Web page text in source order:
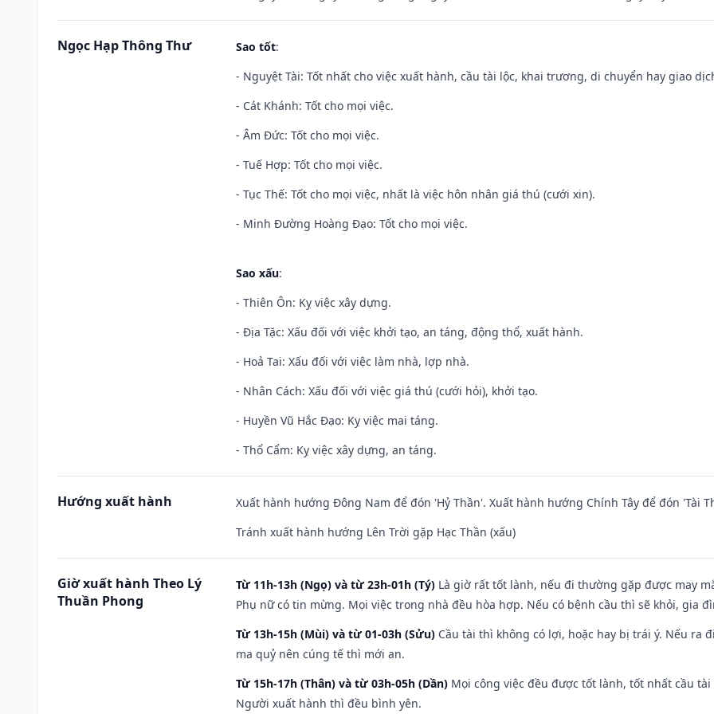
Ngọc Hạp Thông Thư Sao tốt:
- Nguyệt Tài: Tốt nhất cho việc xuất hành, cầu tài lộc, khai trương, di chuyển hay giao
- Cát Khánh: Tốt cho mọi việc.
- Âm Đức: Tốt cho mọi việc.
- Tuế Hợp: Tốt cho mọi việc.
- Tục Thế: Tốt cho mọi việc, nhất là việc hôn nhân giá thú (cưới xin).
- Minh Đường Hoàng Đạo: Tốt cho mọi việc.
Sao xấu:
- Thiên Ôn: Kỵ việc xây dựng.
- Địa Tặc: Xấu đối với việc khởi tạo, an táng, động thổ, xuất hành.
- Hoả Tai: Xấu đối với việc làm nhà, lợp nhà.
- Nhân Cách: Xấu đối với việc giá thú (cưới hỏi), khởi tạo.
- Huyền Vũ Hắc Đạo: Kỵ việc mai táng.
- Thổ Cẩm: Kỵ việc xây dựng, an táng.
Hướng xuất hành
Xuất hành hướng Đông Nam để đón 'Hỷ Thần'. Xuất hành hướng Chính Tây để đón 'Tài
Tránh xuất hành hướng Lên Trời gặp Hạc Thần (xấu)
Giờ xuất hành Theo Lý
Thuần Phong
Từ 11h-13h (Ngọ) và từ 23h-01h (Tý) Là giờ rất tốt lành, nếu đi thường gặp được may
Phụ nữ có tin mừng. Mọi việc trong nhà đều hòa hợp. Nếu có bệnh cầu thì sẽ khỏi, gia
Từ 13h-15h (Mùi) và từ 01-03h (Sửu) Cầu tài thì không có lợi, hoặc hay bị trái ý. Nếu
ma quỷ nên cúng tế thì mới an.
Từ 15h-17h (Thân) và từ 03h-05h (Dần) Mọi công việc đều được tốt lành, tốt nhất cầu
Người xuất hành thì đều bình yên.